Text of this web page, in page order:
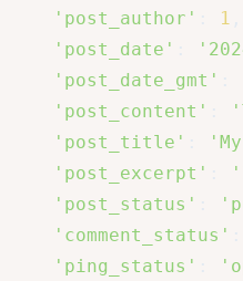
'post_author'
1
'post_date'
'post_date_gmt'
'post_content'
'post_title'
'post_excerpt'
'post_status'
'comment_status'
'ping_status'